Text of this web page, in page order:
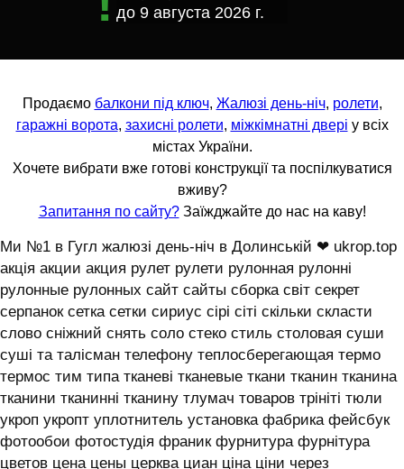
до 9 августа 2026 г.
Продаємо балкони під ключ, Жалюзі день-ніч, ролети,
гаражні ворота, захисні ролети, міжкімнатні двері у всіх
містах України.
Хочете вибрати вже готові конструкції та поспілкуватися
вживу?
Запитання по сайту?Заїжджайте до нас на каву!
Ми №1 в Гугл жалюзі день-ніч в Долинській ❤ ukrop.top
акція акции акция рулет рулети рулонная рулонні
рулонные рулонных сайт сайты сборка світ секрет
серпанок сетка сетки сириус сірі сіті скільки скласти
слово сніжний снять соло стеко стиль столовая суши
суші та талісман телефону теплосберегающая термо
термос тим типа тканеві тканевые ткани тканин тканина
тканини тканинні тканину тлумач товаров трініті тюли
укроп укропт уплотнитель установка фабрика фейсбук
фотообои фотостудія франик фурнитура фурнітура
цветов цена цены церква циан ціна ціни через